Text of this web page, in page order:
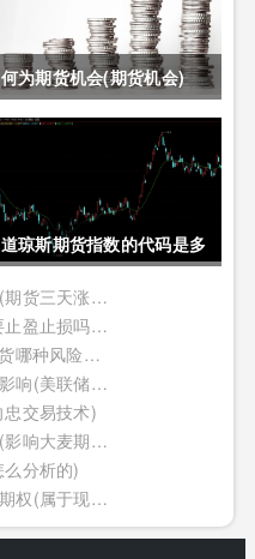
何为期货机会(期货机会)
道琼斯期货指数的代码是多
少位(道琼斯期货指数的代码
是多少位的)
期货三天涨停是不是全部平仓(期货三天涨停是不是全部平仓了)
炒期货要止盈止损吗(炒期货要止盈止损吗是真的吗)
炒期货风险大吗?(炒股和炒期货哪种风险更大)
美联储降息对外汇期货价格的影响(美联储降息对外汇期货价格的影响有哪些)
交易技术)
影响大麦期货价格的影响因素(影响大麦期货价格的影响因素有哪些)
分析的)
属于现金等价物的是股票期货期权(属于现金等价物的是股票期货期权吗)